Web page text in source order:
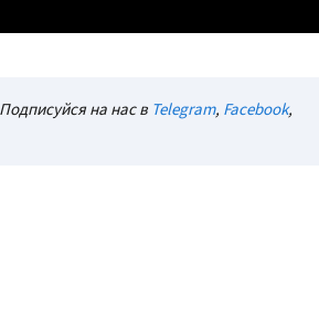
на нас в Telegram, Facebook,